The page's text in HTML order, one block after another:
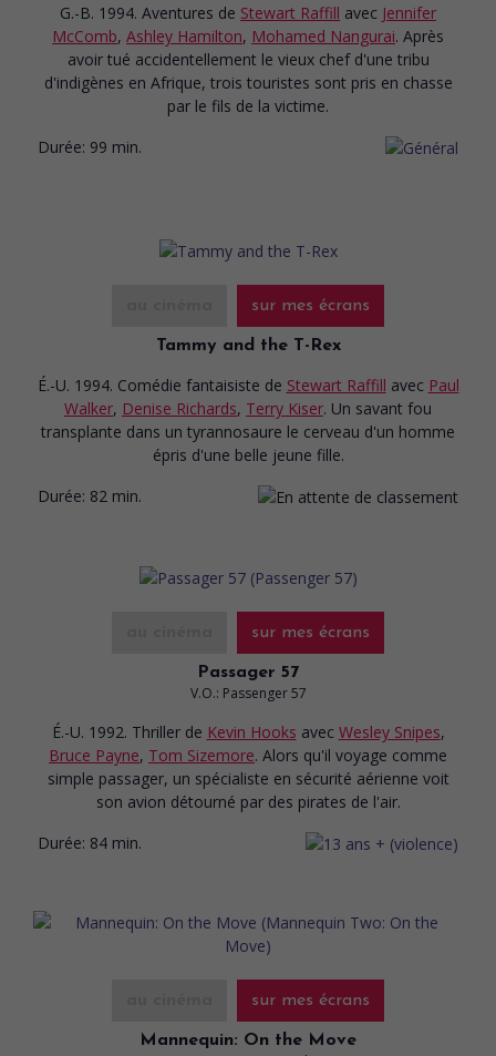
G.-B. 1994. Aventures de Stewart Raffill avec Jennifer
McComb, Ashley Hamilton, Mohamed Nangurai. Après
avoir tué accidentellement le vieux chef d'une tribu
d'indigènes en Afrique, trois touristes sont pris en chasse
par le fils de la victime.
Durée: 99 min.
sur mes écrans
Tammy and the T-Rex
É.-U. 1994. Comédie fantaisiste de Stewart Raffill avec Paul
Walker, Denise Richards, Terry Kiser. Un savant fou
transplante dans un tyrannosaure le cerveau d'un homme
épris d'une belle jeune fille.
Durée: 82 min.
sur mes écrans
Passager 57
V.O.: Passenger 57
É.-U. 1992. Thriller de Kevin Hooks avec Wesley Snipes,
Bruce Payne, Tom Sizemore. Alors qu'il voyage comme
simple passager, un spécialiste en sécurité aérienne voit
son avion détourné par des pirates de l'air.
Durée: 84 min.
sur mes écrans
Mannequin: On the Move